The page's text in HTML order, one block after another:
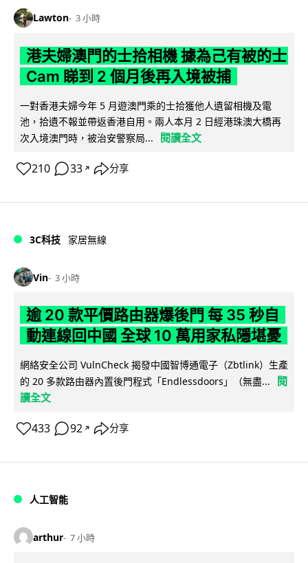
Lawton 3 小時
港夫婦澳門的士拾相機 據為己有被的士
Cam 睇到 2 個月後再入境被捕
一對香港夫婦今年 5 月遊澳門乘的士拾獲他人遺留相機及電
池，拾遺不報並帶返香港自用。兩人本月 2 日經港珠澳大橋再
次入境澳門時，被治安警察局...
閱讀全文
210 33 ↗ 分享
3C科技 家居無線
Vin 3 小時
逾 20 款平價路由器爆後門 每 35 秒自
動連線回中國 全球 10 萬用家私隱堪憂
網絡安全公司 VulnCheck 揭發中國智博通電子（Zbtlink）生產
的 20 多款路由器內置後門程式「Endlessdoors」（無盡...
閱
讀全文
433 92 ↗ 分享
人工智能
arthur 7 小時